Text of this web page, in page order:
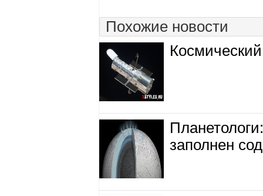
Похожие новости
заполнен